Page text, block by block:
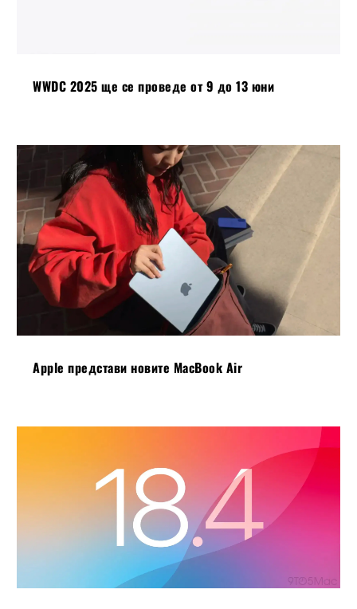
WWDC 2025 ще се проведе от 9 до 13 юни
Apple представи новите MacBook Air